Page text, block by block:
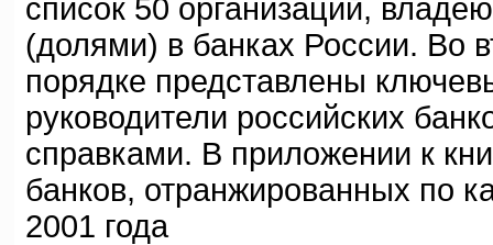
список 50 организаций,
(долями) в банках России. Во
порядке представлены
руководители российских
справками. В приложении к
банков, отранжированных по
2001 года